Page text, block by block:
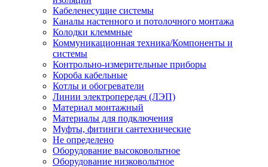
Кабеленесущие системы
Каналы настенного и потолочного монтажа
Колодки клеммные
Коммуникационная техника/Компоненты и
системы
Контрольно-измерительные приборы
Короба кабельные
Котлы и обогреватели
Линии электропередач (ЛЭП)
Материал монтажный
Материалы для подключения
Муфты, фитинги сантехнические
Не определено
Оборудование высоковольтное
Оборудование низковольтное